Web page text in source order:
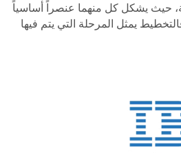
حيث يشكل كل منهما عنصراً أساسياً
يمثل المرحلة التي يتم فيها